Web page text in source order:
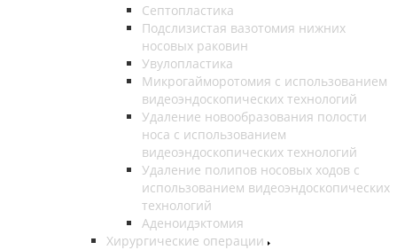
Септопластика
Подслизистая вазотомия нижних
носовых раковин
Увулопластика
Микрогайморотомия с использованием
видеоэндоскопических технологий
Удаление новообразования полости
носа с использованием
видеоэндоскопических технологий
Удаление полипов носовых ходов с
использованием видеоэндоскопических
технологий
Аденоидэктомия
Хирургические операции